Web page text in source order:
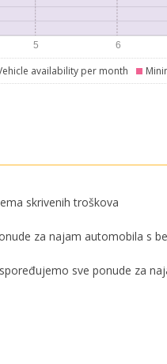
availability per month
skrivenih troškova
za najam automobila s
sve ponude za